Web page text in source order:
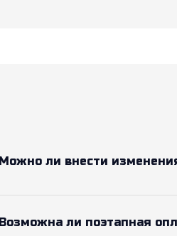
Можно ли внести
Возможна ли поэтапная